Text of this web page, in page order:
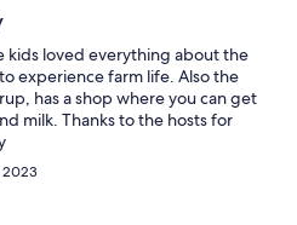
kids loved everything about the
experience farm life. Also the
has a shop where you can get
milk. Thanks to the hosts for
2023